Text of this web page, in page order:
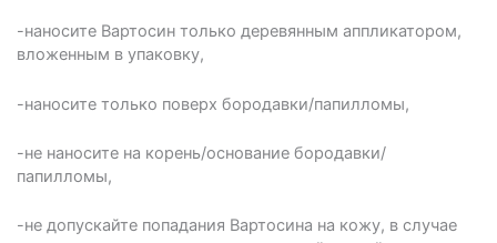
-наносите Вартосин только деревянным аппликатором,
вложенным в упаковку,
-наносите только поверх бородавки/папилломы,
-не наносите на корень/основание бородавки/
папилломы,
-не допускайте попадания Вартосина на кожу, в случае